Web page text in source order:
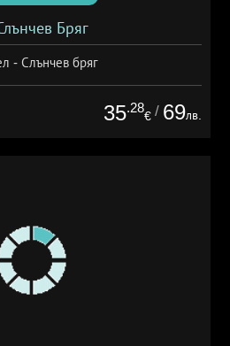
Бряг
- Слънчев бряг
35.28
€ / 69лв.